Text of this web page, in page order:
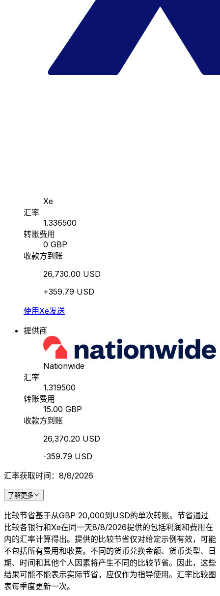
Xe
汇率
1.336500
转账费用
0 GBP
收款方到账
26,730.00 USD
+359.79 USD
使用Xe发送
提供商
Nationwide
汇率
1.319500
转账费用
15.00 GBP
收款方到账
26,370.20 USD
-359.79 USD
汇率获取时间：8/8/2026
了解更多
比较节省基于从GBP 20,000到USD的单次转账。节省通过
比较各银行和Xe在同一天8/8/2026提供的包括利润和费用在
内的汇率计算得出。提供的比较节省仅对给定示例有效，可能
不包括所有费用和收费。不同的货币兑换金额、货币类型、日
期、时间和其他个人因素将产生不同的比较节省。因此，这些
结果可能不能表示实际节省，应仅作为指导使用。汇率比较图
表每季度更新一次。